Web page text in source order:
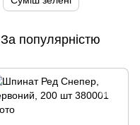
За популярністю